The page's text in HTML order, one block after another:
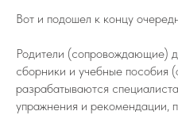
Вот и подошел к концу
Родители (сопровождающие)
сборники и учебные пособия
разрабатываются
упражнения и рекомендации,